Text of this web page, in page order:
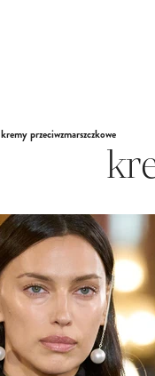
kremy przeciwzmarszczkowe